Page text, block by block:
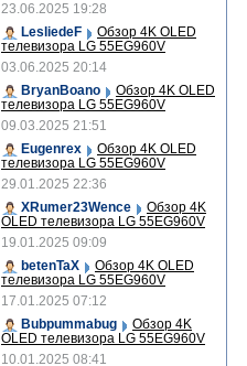
23.06.2025 19:28
LesliedeF
Обзор 4K OLED
телевизора LG 55EG960V
03.06.2025 20:14
BryanBoano
Обзор 4K OLED
телевизора LG 55EG960V
09.03.2025 21:51
Eugenrex
Обзор 4K OLED
телевизора LG 55EG960V
29.01.2025 22:36
XRumer23Wence
Обзор 4K
OLED телевизора LG 55EG960V
19.01.2025 09:09
betenTaX
Обзор 4K OLED
телевизора LG 55EG960V
17.01.2025 07:12
Bubpummabug
Обзор 4K
OLED телевизора LG 55EG960V
10.01.2025 08:41